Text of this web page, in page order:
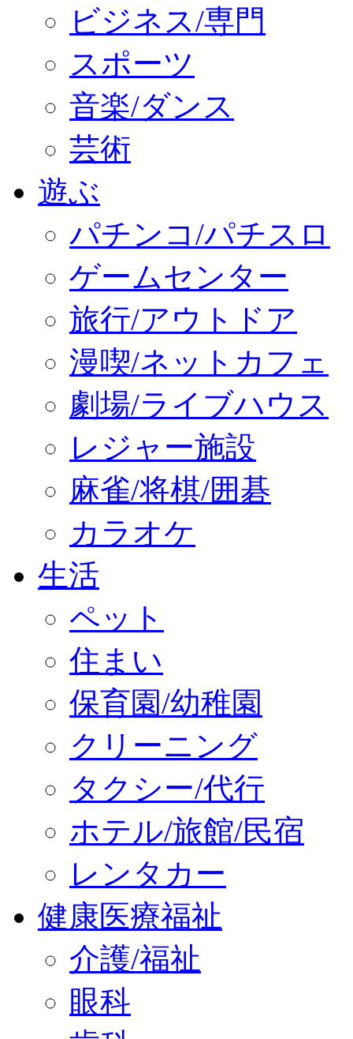
ビジネス/専門
スポーツ
音楽/ダンス
芸術
遊ぶ
パチンコ/パチスロ
ゲームセンター
旅行/アウトドア
漫喫/ネットカフェ
劇場/ライブハウス
レジャー施設
麻雀/将棋/囲碁
カラオケ
生活
ペット
住まい
保育園/幼稚園
クリーニング
タクシー/代行
ホテル/旅館/民宿
レンタカー
健康医療福祉
介護/福祉
眼科